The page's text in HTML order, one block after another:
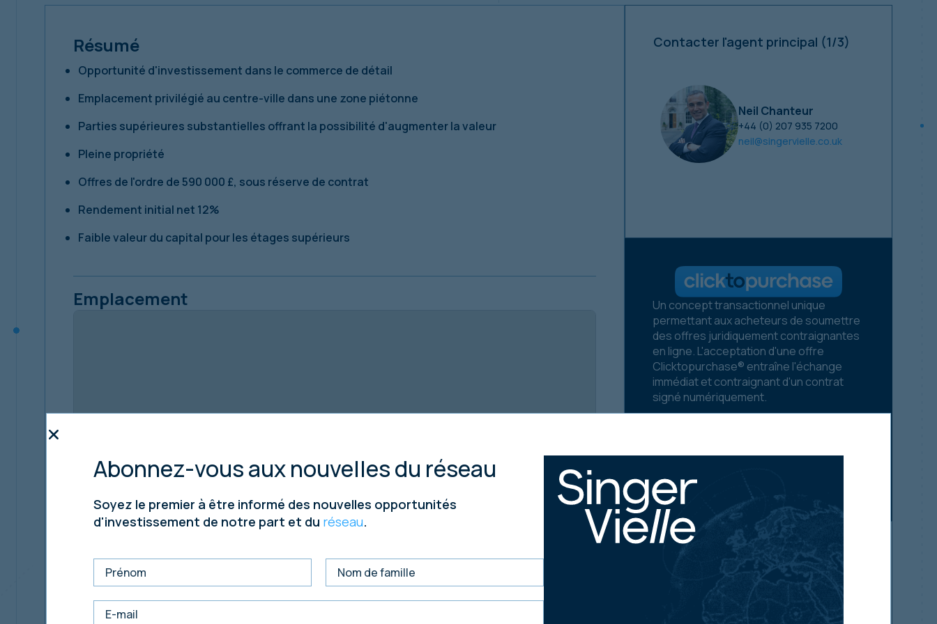
Résumé
Opportunité d'investissement dans le commerce de détail
Emplacement privilégié au centre-ville dans une zone piétonne
Parties supérieures substantielles offrant la possibilité d'augmenter la valeur
Pleine propriété
Offres de l'ordre de 590 000 £, sous réserve de contrat
Rendement initial net 12%
Faible valeur du capital pour les étages supérieurs
Emplacement
Ipswich est située à environ 123 km (77 miles) au nord-est de Londres, à 88 km (55 miles) à l'est de
Cambridge, à 72 km (45 miles) au sud de Norwich et à 21 km (13 miles) au nord-ouest de Felixstowe.
Contacter l'agent principal (1/3)
Neil Chanteur
+44 (0) 207 935 7200
neil@singervielle.co.uk
Un concept transactionnel unique
permettant aux acheteurs de soumettre
des offres juridiquement contraignantes
en ligne. L'acceptation d'une offre
Clicktopurchase® entraîne l'échange
immédiat et contraignant d'un contrat
signé numériquement.
Voir les documents juridiques
Vos besoins d'investissement
Assurez-vous d'abord de connaître nos
ventes d'investissements immobiliers neufs.
Faites-nous part de vos besoins actuels et
nous vous alerterons dès que des propriétés
Abonnez-vous aux nouvelles du réseau
Soyez le premier à être informé des nouvelles opportunités
d'investissement de notre part et du réseau.